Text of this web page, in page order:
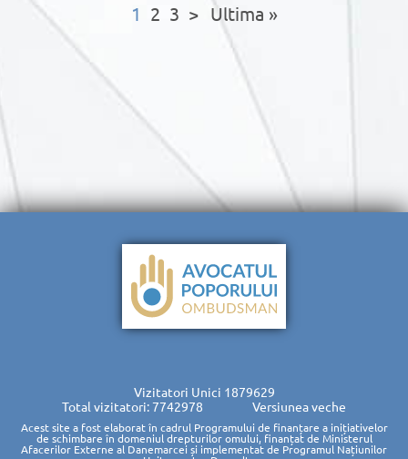
1 2 3 > Ultima »
Vizitatori Unici 1879629
Total vizitatori: 7742978
Versiunea veche
Acest site a fost elaborat în cadrul Programului de finanțare a inițiativelor
de schimbare în domeniul drepturilor omului, finanțat de Ministerul
Afacerilor Externe al Danemarcei și implementat de Programul Națiunilor